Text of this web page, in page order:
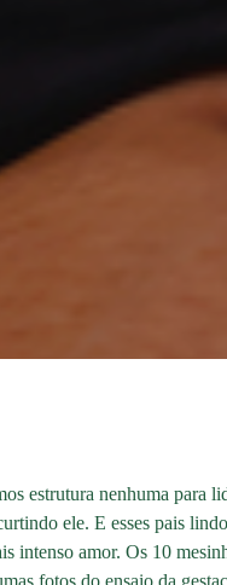
estrutura nenhuma
ele. E esses pais
intenso amor. Os 10
fotos do ensaio da